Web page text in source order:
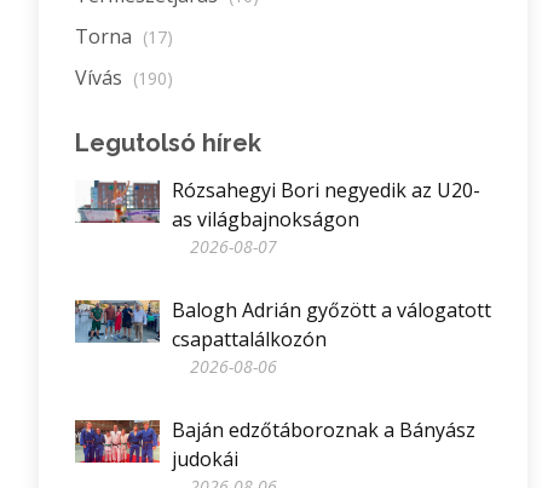
Torna (17)
Vívás (190)
Legutolsó hírek
Rózsahegyi Bori negyedik az U20-
as világbajnokságon
2026-08-07
Balogh Adrián győzött a válogatott
csapattalálkozón
2026-08-06
Baján edzőtáboroznak a Bányász
judokái